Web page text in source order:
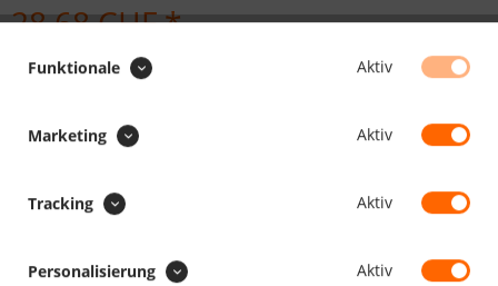
28.68 CHF *
100 Stück (0.29 CHF * / 1 Stück)
zzgl. Versandkosten
Funktionale Aktiv
Marketing Aktiv
Tracking Aktiv
Personalisierung Aktiv